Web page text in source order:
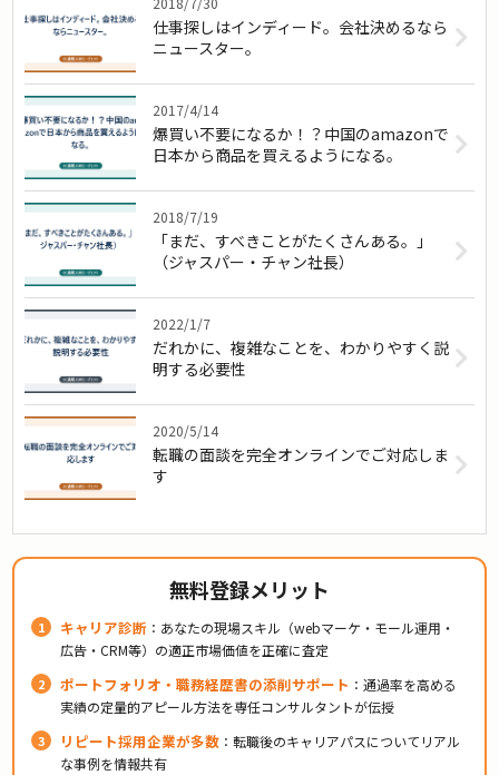
仕事探しはインディード。会社決めるなら
ニュースター。
2017/4/14
爆買い不要になるか！？中国のamazonで
日本から商品を買えるようになる。
2018/7/19
「まだ、すべきことがたくさんある。」
（ジャスパー・チャン社長）
2022/1/7
だれかに、複雑なことを、わかりやすく説
明する必要性
2020/5/14
転職の面談を完全オンラインでご対応しま
す
無料登録メリット
キャリア診断 ：あなたの現場スキル（webマーケ・モール運用・
広告・CRM等）の適正市場価値を正確に査定
ポートフォリオ・職務経歴書の添削サポート ：通過率を高める
実績の定量的アピール方法を専任コンサルタントが伝授
リピート採用企業が多数 ：転職後のキャリアパスについてリアル
な事例を情報共有